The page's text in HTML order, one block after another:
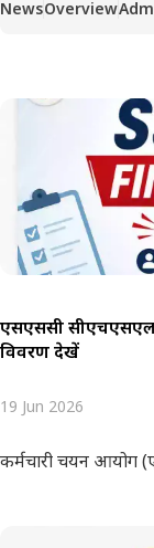
NewsOverview
एसएससी सीएचएसएल
विवरण देखें
19 Jun 2026
कर्मचारी चयन आयोग